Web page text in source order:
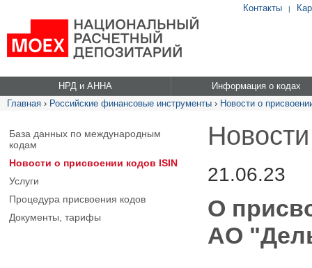
Контакты |
НРД и АННА
Информация о кодах
Главная › Российские финансовые инструменты › Новости о
База данных по международным
кодам
Новости о присвоении кодов ISIN
Услуги
Процедура присвоения кодов
Документы, тарифы
21.06.23
О
АО